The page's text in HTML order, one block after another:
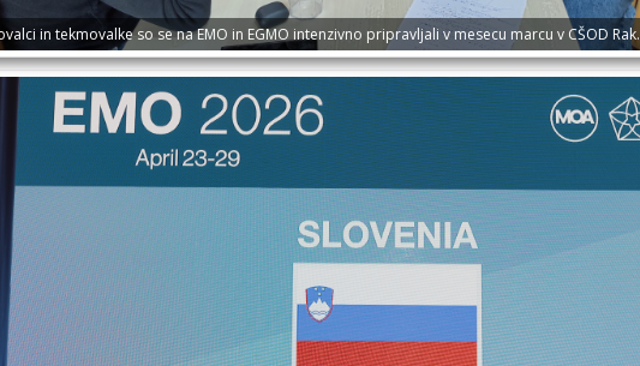
in tekmovalke so se na EMO in EGMO intenzivno pripravljali v mesecu marcu v CŠOD Rak.